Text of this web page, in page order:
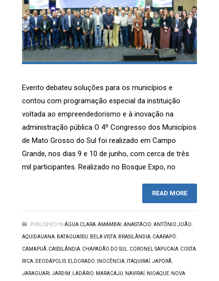
Evento debateu soluções para os municípios e
contou com programação especial da instituição
voltada ao empreendedorismo e à inovação na
administração pública O 4º Congresso dos Municípios
de Mato Grosso do Sul foi realizado em Campo
Grande, nos dias 9 e 10 de junho, com cerca de três
mil participantes. Realizado no Bosque Expo, no
READ MORE
PUBLISHED IN ÁGUA CLARA,AMAMBAI ,ANASTÁCIO,ANTÔNIO JOÃO,
AQUIDAUANA, BATAGUASSU, BELA VISTA, BRASILÂNDIA, CAARAPÓ,
CAMAPUÃ, CASSILÂNDIA, CHAPADÃO DO SUL, CORONEL SAPUCAIA, COSTA
RICA, DEODÁPOLIS, ELDORADO, INOCÊNCIA, ITAQUIRAÍ ,JAPORÃ,
JARAGUARI ,JARDIM , LADÁRIO, MARACAJU, NAVIRAÍ , NIOAQUE, NOVA